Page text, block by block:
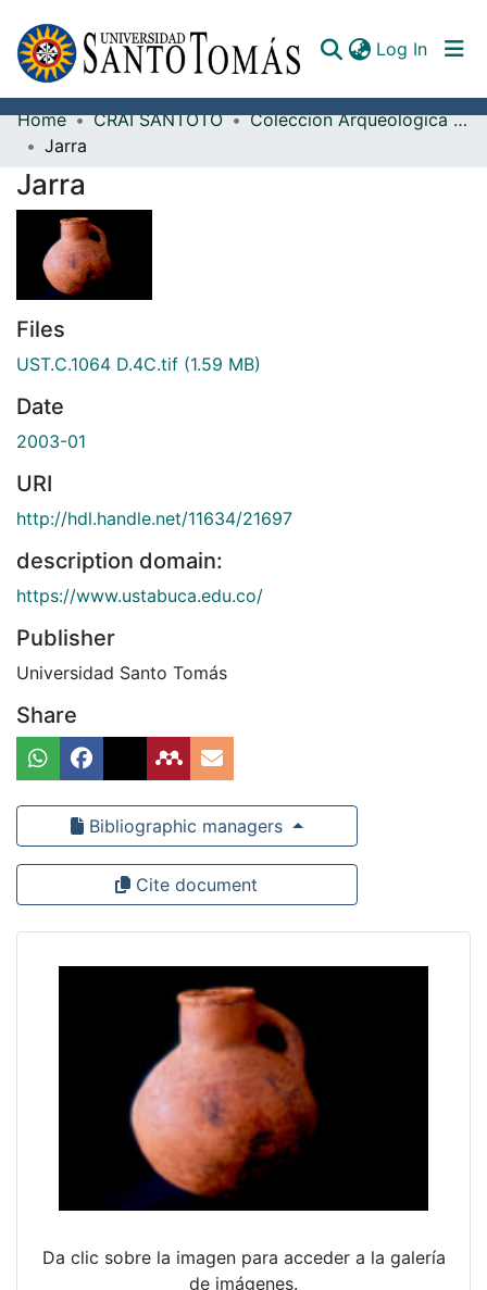
Log In
Communities & Collections
All of DSpace
Documents
Home CRAI SANTOTO
Colección Arqueológica Guane, Fray Alonso Ortiz Galeano, O.P.
Jarra
Jarra
Files
UST.C.1064 D.4C.tif (1.59 MB)
Date
2003-01
URI
http://hdl.handle.net/11634/21697
description domain:
https://www.ustabuca.edu.co/
Publisher
Universidad Santo Tomás
Share
Bibliographic managers
Cite document
Da clic sobre la imagen para acceder a la galería
de imágenes.